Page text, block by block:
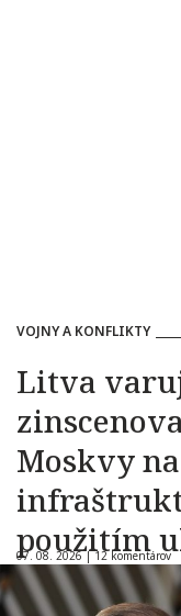
VOJNY A KONFLIKTY
Litva
Moskvy
použitím
07. 08. 2026 |12 komentárov